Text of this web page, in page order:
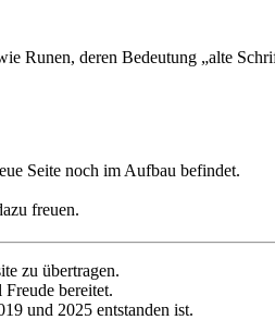
Seite noch im Aufbau befindet.
freuen.
zu übertragen.
bereitet.
und 2025 entstanden ist.